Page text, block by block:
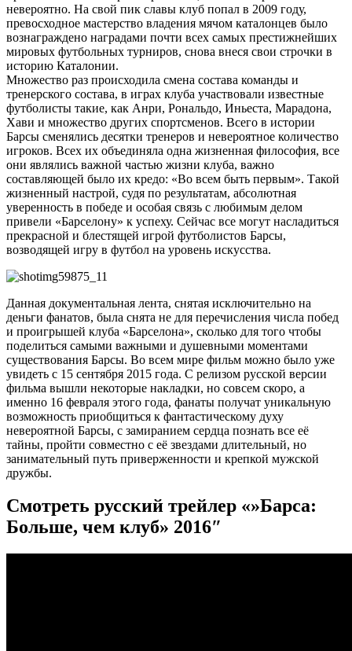
невероятно. На свой пик славы клуб попал в 2009 году,
превосходное мастерство владения мячом каталонцев было
вознаграждено наградами почти всех самых престижнейших
мировых футбольных турниров, снова внеся свои строчки в
историю Каталонии.
Множество раз происходила смена состава команды и
тренерского состава, в играх клуба участвовали известные
футболисты такие, как Анри, Рональдо, Иньеста, Марадона,
Хави и множество других спортсменов. Всего в истории
Барсы сменялись десятки тренеров и невероятное количество
игроков. Всех их объединяла одна жизненная философия, все
они являлись важной частью жизни клуба, важно
составляющей было их кредо: «Во всем быть первым». Такой
жизненный настрой, судя по результатам, абсолютная
уверенность в победе и особая связь с любимым делом
привели «Барселону» к успеху. Сейчас все могут насладиться
прекрасной и блестящей игрой футболистов Барсы,
возводящей игру в футбол на уровень искусства.
Данная документальная лента, снятая исключительно на
деньги фанатов, была снята не для перечисления числа побед
и проигрышей клуба «Барселона», сколько для того чтобы
поделиться самыми важными и душевными моментами
существования Барсы. Во всем мире фильм можно было уже
увидеть с 15 сентября 2015 года. С релизом русской версии
фильма вышли некоторые накладки, но совсем скоро, а
именно 16 февраля этого года, фанаты получат уникальную
возможность приобщиться к фантастическому духу
невероятной Барсы, с замиранием сердца познать все её
тайны, пройти совместно с её звездами длительный, но
занимательный путь приверженности и крепкой мужской
дружбы.
Смотреть русский трейлер «»Барса:
Больше, чем клуб» 2016″